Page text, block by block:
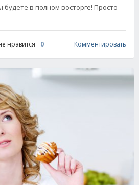
будете в полном восторге! Просто
нравится 0 Комментировать